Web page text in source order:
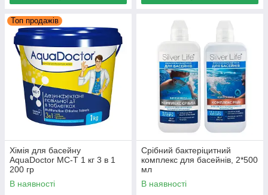
Топ продажів
Хімія для басейну
AquaDoctor MC-T 1 кг 3 в 1
200 гр
В наявності
Срібний бактеріцитний
комплекс для басейнів, 2*500
мл
В наявності